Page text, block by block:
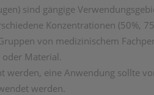
sind gängige
Konzentrationen (50%,
von medizinischem
oder Material.
werden, eine Anwendung sollte
werden.